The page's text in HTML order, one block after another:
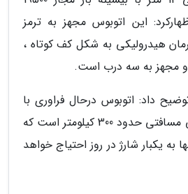
این اتوبوس مجهز به ترمز
هیدرولیکی به شکل کف کوتاه ،
و مجهز به سه درب است.
داد: اتوبوس درحال فراوری با
یک بار شارژ قادر به طی مسافتی حدود 300 کیلومتر است که
به یکبار شارژ در روز احتیاج خواهد